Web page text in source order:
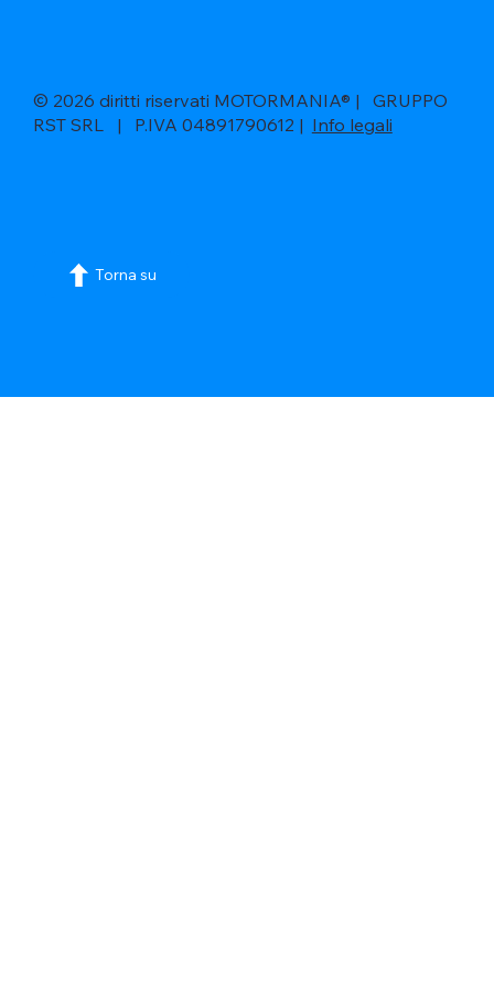
© 2026 diritti riservati MOTORMANIA® | GRUPPO
RST SRL | P.IVA 04891790612 | Info legali
Torna su